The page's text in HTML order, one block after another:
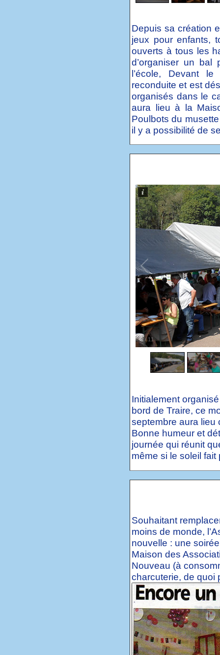
Depuis sa création
jeux pour enfants,
ouverts à tous les
d’organiser un
l’école, Devant
reconduite et est
organisés dans le
aura lieu à la
Poulbots du
il y a possibilité de
1/11
Initialement
bord de Traire, ce
septembre aura lieu
Bonne humeur et
journée qui réunit
même si le soleil fait
Souhaitant
moins de monde,
nouvelle : une
Maison des
Nouveau (à
charcuterie, de quoi